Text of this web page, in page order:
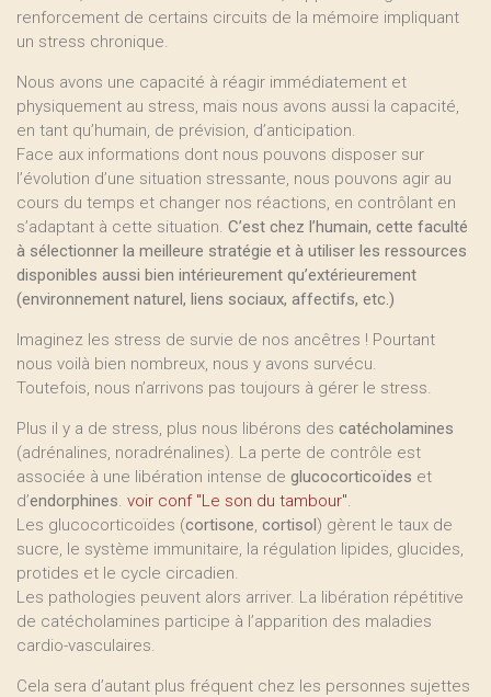
renforcement de certains circuits de la mémoire impliquant
un stress chronique.
Nous avons une capacité à réagir immédiatement et
physiquement au stress, mais nous avons aussi la capacité,
en tant qu’humain, de prévision, d’anticipation.
Face aux informations dont nous pouvons disposer sur
l’évolution d’une situation stressante, nous pouvons agir au
cours du temps et changer nos réactions, en contrôlant en
s’adaptant à cette situation. C’est chez l’humain, cette faculté
à sélectionner la meilleure stratégie et à utiliser les ressources
disponibles aussi bien intérieurement qu’extérieurement
(environnement naturel, liens sociaux, affectifs, etc.)
Imaginez les stress de survie de nos ancêtres ! Pourtant
nous voilà bien nombreux, nous y avons survécu.
Toutefois, nous n’arrivons pas toujours à gérer le stress.
Plus il y a de stress, plus nous libérons des catécholamines
(adrénalines, noradrénalines). La perte de contrôle est
associée à une libération intense de glucocorticoïdes et
d’endorphines. voir conf "Le son du tambour".
Les glucocorticoïdes (cortisone, cortisol) gèrent le taux de
sucre, le système immunitaire, la régulation lipides, glucides,
protides et le cycle circadien.
Les pathologies peuvent alors arriver. La libération répétitive
de catécholamines participe à l’apparition des maladies
cardio-vasculaires.
Cela sera d’autant plus fréquent chez les personnes sujettes